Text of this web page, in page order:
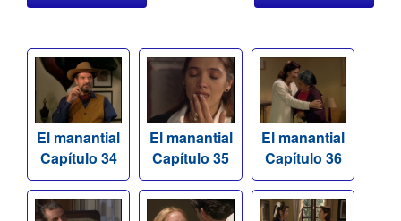
El manantial
Capítulo 34
El manantial
Capítulo 35
El manantial
Capítulo 36